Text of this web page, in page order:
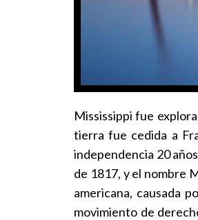
Mississippi fue
tierra fue cedida a
independencia 20
de 1817, y el nombre
americana, causada
movimiento de